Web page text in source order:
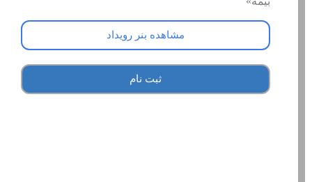
مشاهده بنر رویداد
ثبت نام